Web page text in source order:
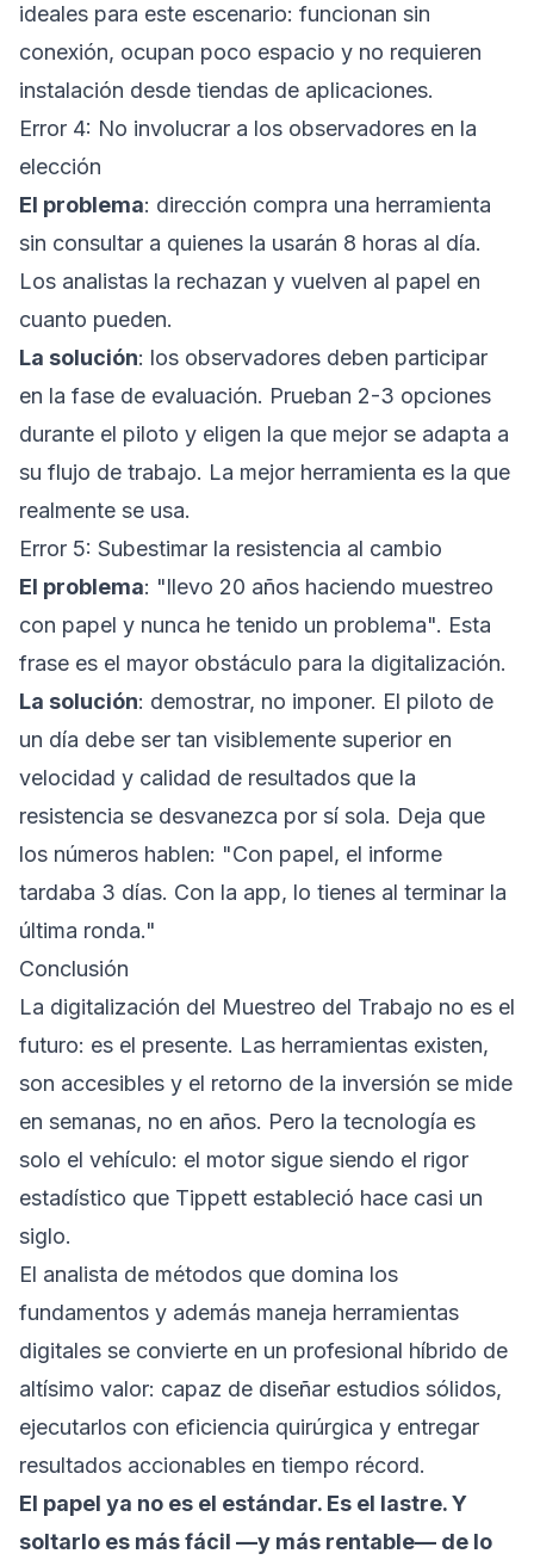
ideales para este escenario: funcionan sin
conexión, ocupan poco espacio y no requieren
instalación desde tiendas de aplicaciones.
Error 4: No involucrar a los observadores en la
elección
El problema: dirección compra una herramienta
sin consultar a quienes la usarán 8 horas al día.
Los analistas la rechazan y vuelven al papel en
cuanto pueden.
La solución: los observadores deben participar
en la fase de evaluación. Prueban 2-3 opciones
durante el piloto y eligen la que mejor se adapta a
su flujo de trabajo. La mejor herramienta es la que
realmente se usa.
Error 5: Subestimar la resistencia al cambio
El problema: "llevo 20 años haciendo muestreo
con papel y nunca he tenido un problema". Esta
frase es el mayor obstáculo para la digitalización.
La solución: demostrar, no imponer. El piloto de
un día debe ser tan visiblemente superior en
velocidad y calidad de resultados que la
resistencia se desvanezca por sí sola. Deja que
los números hablen: "Con papel, el informe
tardaba 3 días. Con la app, lo tienes al terminar la
última ronda."
Conclusión
La digitalización del Muestreo del Trabajo no es el
futuro: es el presente. Las herramientas existen,
son accesibles y el retorno de la inversión se mide
en semanas, no en años. Pero la tecnología es
solo el vehículo: el motor sigue siendo el rigor
estadístico que Tippett estableció hace casi un
siglo.
El analista de métodos que domina los
fundamentos y además maneja herramientas
digitales se convierte en un profesional híbrido de
altísimo valor: capaz de diseñar estudios sólidos,
ejecutarlos con eficiencia quirúrgica y entregar
resultados accionables en tiempo récord.
El papel ya no es el estándar. Es el lastre. Y
soltarlo es más fácil —y más rentable— de lo